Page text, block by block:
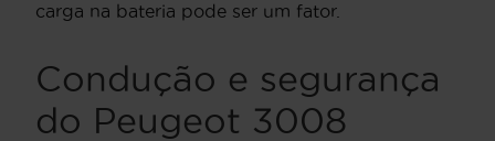
carga na bateria pode ser um fator.
Condução e segurança
do Peugeot 3008